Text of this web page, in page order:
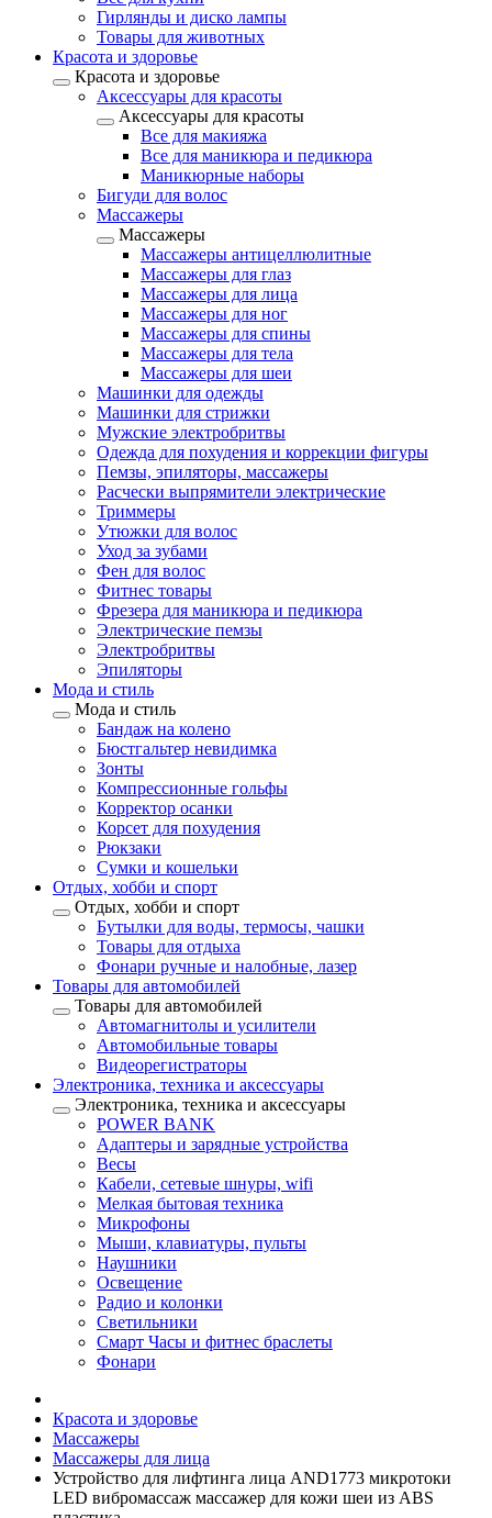
Гирлянды и диско лампы
Товары для животных
Красота и здоровье
Красота и здоровье
Аксессуары для красоты
Аксессуары для красоты
Все для макияжа
Все для маникюра и педикюра
Маникюрные наборы
Бигуди для волос
Массажеры
Массажеры
Массажеры антицеллюлитные
Массажеры для глаз
Массажеры для лица
Массажеры для ног
Массажеры для спины
Массажеры для тела
Массажеры для шеи
Машинки для одежды
Машинки для стрижки
Мужские электробритвы
Одежда для похудения и коррекции фигуры
Пемзы, эпиляторы, массажеры
Расчески выпрямители электрические
Триммеры
Утюжки для волос
Уход за зубами
Фен для волос
Фитнес товары
Фрезера для маникюра и педикюра
Электрические пемзы
Электробритвы
Эпиляторы
Мода и стиль
Мода и стиль
Бандаж на колено
Бюстгальтер невидимка
Зонты
Компрессионные гольфы
Корректор осанки
Корсет для похудения
Рюкзаки
Сумки и кошельки
Отдых, хобби и спорт
Отдых, хобби и спорт
Бутылки для воды, термосы, чашки
Товары для отдыха
Фонари ручные и налобные, лазер
Товары для автомобилей
Товары для автомобилей
Автомагнитолы и усилители
Автомобильные товары
Видеорегистраторы
Электроника, техника и аксессуары
Электроника, техника и аксессуары
POWER BANK
Адаптеры и зарядные устройства
Весы
Кабели, сетевые шнуры, wifi
Мелкая бытовая техника
Микрофоны
Мыши, клавиатуры, пульты
Наушники
Освещение
Радио и колонки
Светильники
Смарт Часы и фитнес браслеты
Фонари
Красота и здоровье
Массажеры
Массажеры для лица
Устройство для лифтинга лица AND1773 микротоки
LED вибромассаж массажер для кожи шеи из ABS